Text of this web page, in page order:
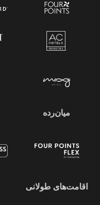
میان‌رده
اقامت‌های طولانی